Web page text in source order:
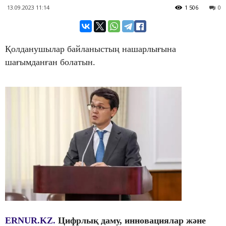
13.09.2023 11:14 0
1 506
Қолданушылар байланыстың нашарлығына
шағымданған болатын.
ERNUR.KZ. Цифрлық даму, инновациялар және